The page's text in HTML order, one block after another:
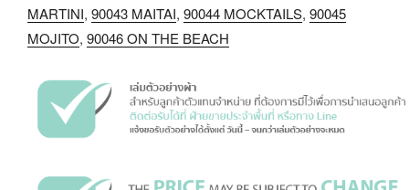
MARTINI, 90043 MAITAI, 90044 MOCKTAILS, 90045
MOJITO, 90046 ON THE BEACH